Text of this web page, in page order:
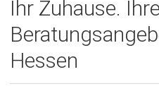
Ihr Zuhause.
Hessen